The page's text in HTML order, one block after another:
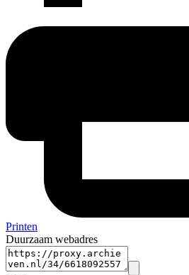
Printen
Duurzaam webadres